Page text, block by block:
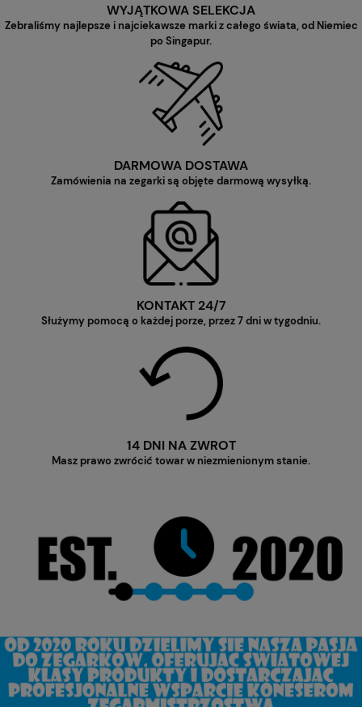
WYJĄTKOWA SELEKCJA
Zebraliśmy najlepsze i najciekawsze marki z całego świata, od Niemiec
po Singapur.
DARMOWA DOSTAWA
Zamówienia na zegarki są objęte darmową wysyłką.
KONTAKT 24/7
Służymy pomocą o każdej porze, przez 7 dni w tygodniu.
14 DNI NA ZWROT
Masz prawo zwrócić towar w niezmienionym stanie.